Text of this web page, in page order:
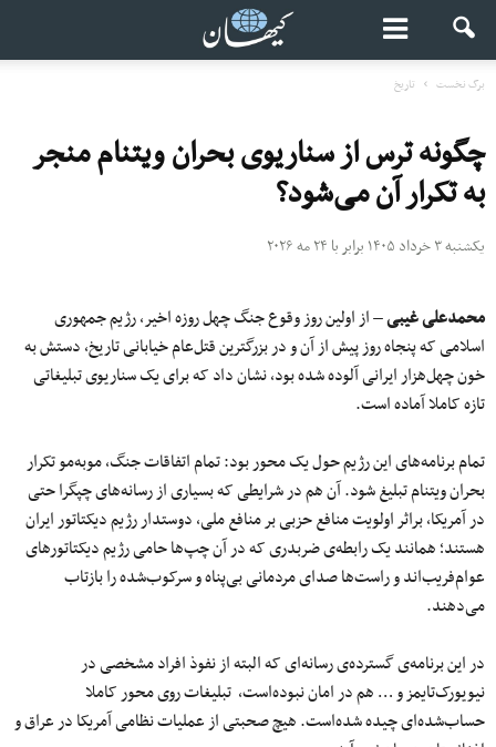
برگ نخست تاریخ
چگونه ترس از سناریوی بحران ویتنام منجر
به تکرار آن می‌شود؟
یکشنبه ۳ خرداد ۱۴۰۵ برابر با ۲۴ مه ۲۰۲۶
محمدعلی غیبی– از اولین روز وقوع جنگ چهل روزه اخیر، رژیم جمهوری
اسلامی که پنجاه روز پیش از آن و در بزرگترین قتل‌عام خیابانی تاریخ، دستش به
خون چهل‌هزار ایرانی آلوده شده بود، نشان داد که برای یک سناریوی تبلیغاتی
تازه کاملا آماده است.
تمام برنامه‌های این رژیم حول یک محور بود: تمام اتفاقات جنگ، موبه‌مو تکرار
بحران ویتنام تبلیغ شود. آن هم در شرایطی که بسیاری از رسانه‌های چپگرا حتی
در آمریکا، براثر اولویت منافع حزبی بر منافع ملی، دوستدار رژیم دیکتاتور ایران
هستند؛ همانند یک رابطه‌ی ضربدری که در آن چپ‌ها حامی رژیم دیکتاتورهای
عوام‌فریب‌اند و راست‌ها صدای مردمانی بی‌پناه و سرکوب‌شده را بازتاب
می‌دهند.
در این برنامه‌ی گسترده‌ی رسانه‌ای که البته از نفوذ افراد مشخصی در
نیویورک‌تایمز و … هم در امان نبوده‌است، تبلیغات روی محور کاملا
حساب‌شده‌ای چیده شده‌است. هیچ صحبتی از عملیات نظامی آمریکا در عراق و